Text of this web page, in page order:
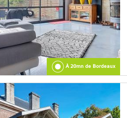
À 20mn de Bordeaux